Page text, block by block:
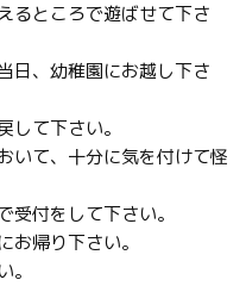
るところで遊ばせて下さ
日、幼稚園にお越し下さ
て下さい。
いて、十分に気を付けて怪
付をして下さい。
帰り下さい。